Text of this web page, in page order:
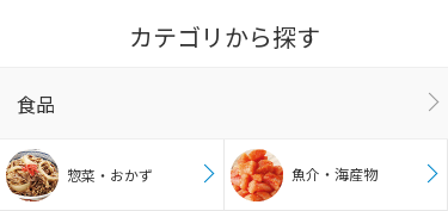
カテゴリから探す
食品
惣菜・おかず 魚介・海産物